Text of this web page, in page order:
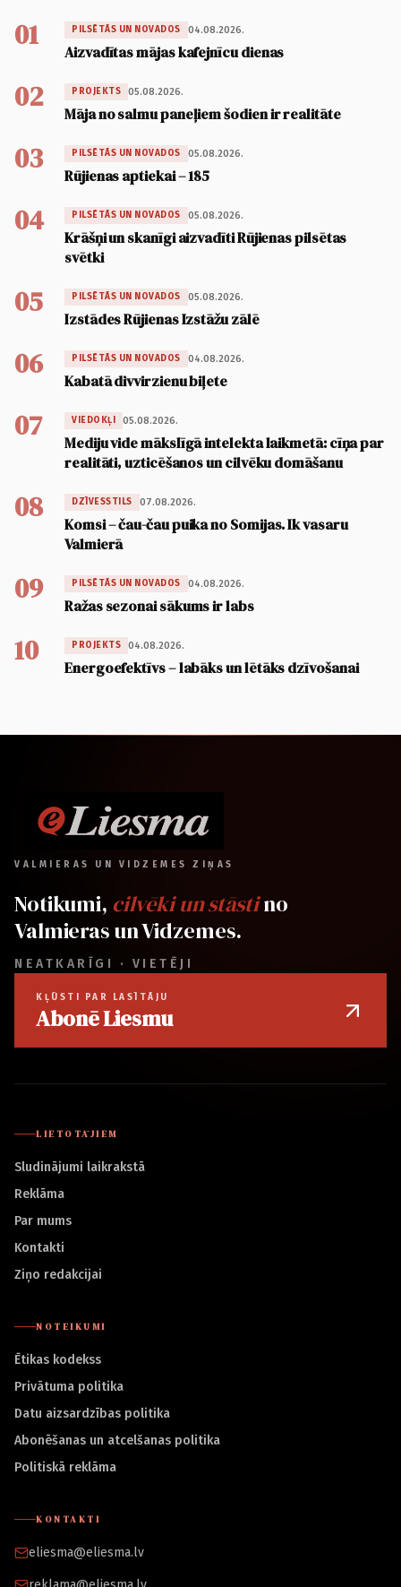
01 PILSĒTĀS UN NOVADOS 04.08.2026.
Aizvadītas mājas kafejnīcu dienas
02 PROJEKTS 05.08.2026.
Māja no salmu paneļiem šodien ir realitāte
03 PILSĒTĀS UN NOVADOS 05.08.2026.
Rūjienas aptiekai – 185
04 PILSĒTĀS UN NOVADOS 05.08.2026.
Krāšņi un skanīgi aizvadīti Rūjienas pilsētas
svētki
05 PILSĒTĀS UN NOVADOS 05.08.2026.
Izstādes Rūjienas Izstāžu zālē
06 PILSĒTĀS UN NOVADOS 04.08.2026.
Kabatā divvirzienu biļete
07 VIEDOKĻI 05.08.2026.
Mediju vide mākslīgā intelekta laikmetā: cīņa par
realitāti, uzticēšanos un cilvēku domāšanu
08 DZĪVESSTILS 07.08.2026.
Komsi – čau-čau puika no Somijas. Ik vasaru
Valmierā
09 PILSĒTĀS UN NOVADOS 04.08.2026.
Ražas sezonai sākums ir labs
10 PROJEKTS 04.08.2026.
Energoefektīvs – labāks un lētāks dzīvošanai
VALMIERAS UN VIDZEMES ZIŅAS
Notikumi, cilvēki un stāstino
Valmieras un Vidzemes.
NEATKARĪGI · VIETĒJI
KĻŪSTI PAR LASĪTĀJU
Abonē Liesmu
LIETOTĀJIEM
Sludinājumi laikrakstā
Reklāma
Par mums
Kontakti
Ziņo redakcijai
NOTEIKUMI
Ētikas kodekss
Privātuma politika
Datu aizsardzības politika
Abonēšanas un atcelšanas politika
Politiskā reklāma
KONTAKTI
eliesma@eliesma.lv